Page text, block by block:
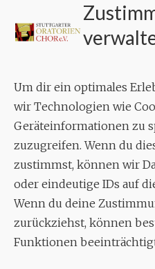
Um dir ein optimales
wir Technologien wie
Geräteinformationen zu
zuzugreifen. Wenn du
zustimmst, können wir
oder eindeutige IDs auf
Wenn du deine
zurückziehst, können
Funktionen
70619
Enrico
Tel.+49